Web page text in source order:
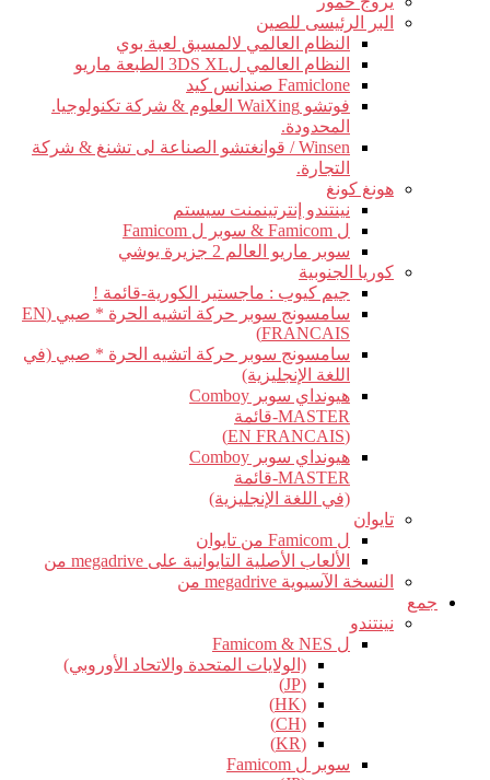
البر الرئيسى للصين
النظام العالمي لالمسبق لعبة بوي
النظام العالمي ل3DS XL الطبعة ماريو
Famiclone صندانس كيد
فوتشو WaiXing العلوم & شركة تكنولوجيا.
المحدودة.
Winsen / قوانغتشو الصناعة لى تشنغ & شركة
التجارة.
هونغ كونغ
نينتندو إنترتينمنت سيستم
ل Famicom & سوبر ل Famicom
سوبر ماريو العالم 2 جزيرة يوشي
كوريا الجنوبية
جيم كيوب : ماجستير الكورية-قائمة !
سامسونج سوبر حركة اتشيه الحرة * صبي (EN
FRANCAIS)
سامسونج سوبر حركة اتشيه الحرة * صبي (في
اللغة الإنجليزية)
هيونداي سوبر Comboy
MASTER-قائمة
(EN FRANCAIS)
هيونداي سوبر Comboy
MASTER-قائمة
(في اللغة الإنجليزية)
تايوان
ل Famicom من تايوان
الألعاب الأصلية التايوانية على megadrive من
النسخة الآسيوية megadrive من
جمع
نينتندو
ل Famicom & NES
(الولايات المتحدة والاتحاد الأوروبي)
(JP)
(HK)
(CH)
(KR)
سوبر ل Famicom